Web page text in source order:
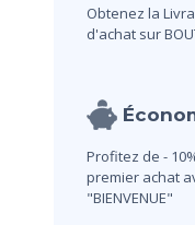
Obtenez la
d'achat sur
Profitez de -
premier achat
"BIENVENUE"